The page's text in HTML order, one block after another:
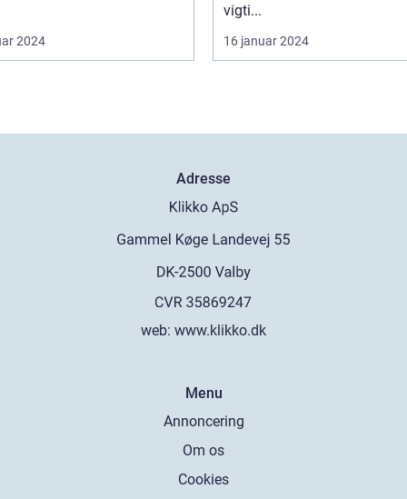
2024
vigti...
16 januar 2024
Adresse
web: www.klikko.dk
Menu
Annoncering
Om os
Cookies